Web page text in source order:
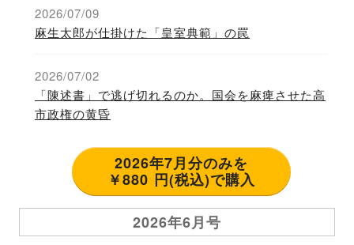
2026/07/09
麻生太郎が仕掛けた「皇室典範」の罠
2026/07/02
「陳述書」で逃げ切れるのか。国会を麻痺させた高
市政権の黄昏
2026年7月分のみを
￥880 円(税込)で購入
2026年6月号